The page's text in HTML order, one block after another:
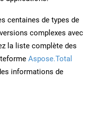
centaines de types de
complexes avec
la liste complète des
Aspose.Total
informations de